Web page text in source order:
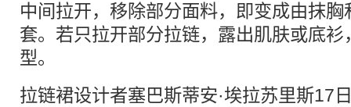
中间拉开，移除部分面料，即变成由抹
套。若只拉开部分拉链，露出肌肤或底
型。
拉链裙设计者塞巴斯蒂安·埃拉苏里斯17